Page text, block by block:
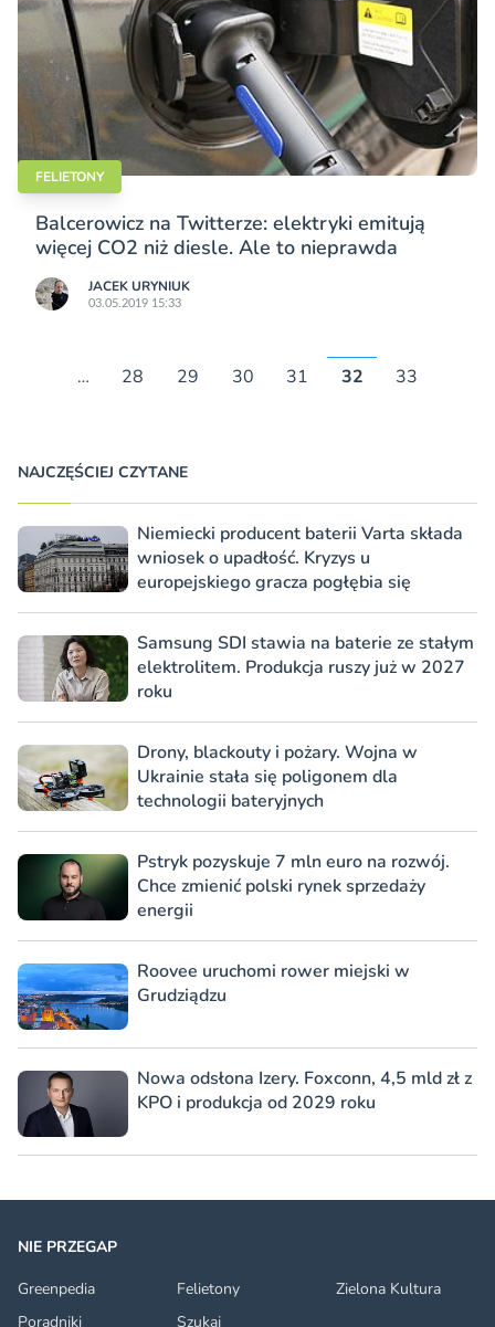
FELIETONY
Balcerowicz na Twitterze: elektryki emitują
więcej CO2 niż diesle. Ale to nieprawda
JACEK URYNIUK
03.05.2019 15:33
… 28 29 30 31 32 33
NAJCZĘŚCIEJ CZYTANE
Niemiecki producent baterii Varta składa
wniosek o upadłość. Kryzys u
europejskiego gracza pogłębia się
Samsung SDI stawia na baterie ze stałym
elektrolitem. Produkcja ruszy już w 2027
roku
Drony, blackouty i pożary. Wojna w
Ukrainie stała się poligonem dla
technologii bateryjnych
Pstryk pozyskuje 7 mln euro na rozwój.
Chce zmienić polski rynek sprzedaży
energii
Roovee uruchomi rower miejski w
Grudziądzu
Nowa odsłona Izery. Foxconn, 4,5 mld zł z
KPO i produkcja od 2029 roku
NIE PRZEGAP
Greenpedia
Felietony
Zielona Kultura
Poradniki
Szukaj